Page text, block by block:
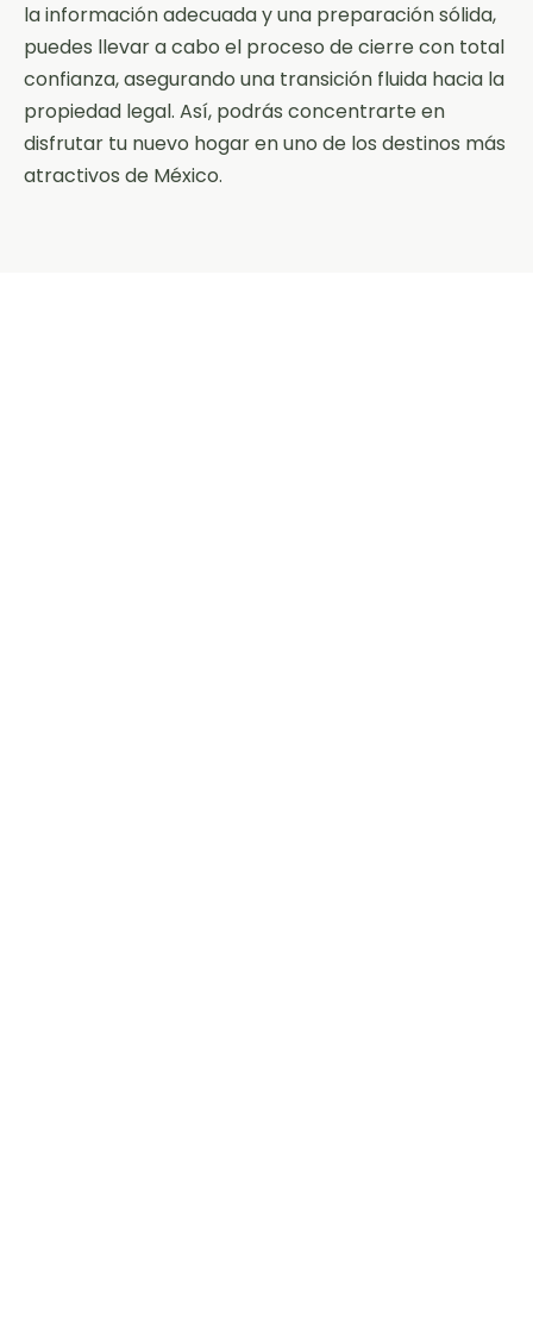
la información adecuada y una preparación sólida,
puedes llevar a cabo el proceso de cierre con total
confianza, asegurando una transición fluida hacia la
propiedad legal. Así, podrás concentrarte en
disfrutar tu nuevo hogar en uno de los destinos más
atractivos de México.